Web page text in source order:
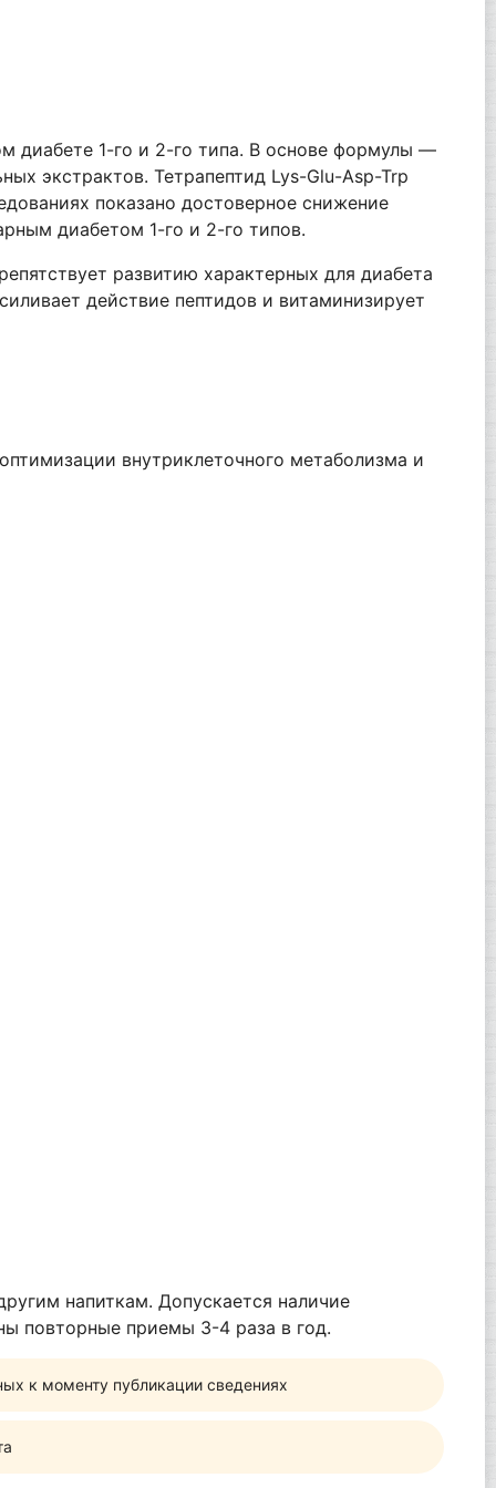
диабете 1-го и 2-го типа. В основе формулы —
экстрактов. Тетрапептид Lys-Glu-Asp-Trp
показано достоверное снижение
диабетом 1-го и 2-го типов.
развитию характерных для диабета
действие пептидов и витаминизирует
внутриклеточного метаболизма и
напиткам. Допускается наличие
повторные приемы 3-4 раза в год.
к моменту публикации сведениях